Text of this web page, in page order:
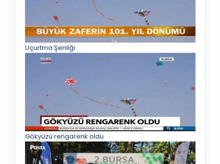
Uçurtma Şenliği
Gökyüzü rengarenk oldu